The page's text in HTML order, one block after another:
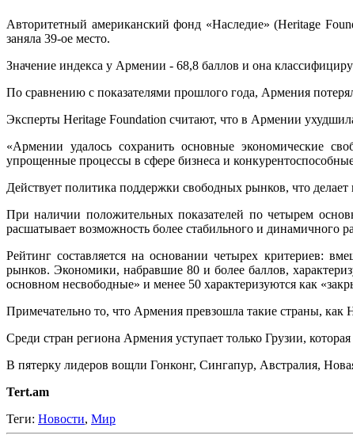
Авторитетный американский фонд «Наследие» (Heritage
заняла 39-ое место.
Значение индекса у Армении - 68,8 баллов и она
По сравнению с показателями прошлого года, Армения
Эксперты Heritage Foundation считают, что в Армении
«Армении удалось сохранить основные экономические
упрощенные процессы в сфере бизнеса и
Действует политика поддержки свободных рынков, что
При наличии положительных показателей по четырем
расшатывает возможность более стабильного и динамичного
Рейтинг составляется на основании четырех критериев:
рынков. Экономики, набравшие 80 и более баллов,
основном несвободные» и менее 50 характеризуются как
Примечательно то, что Армения превзошла такие страны,
Среди стран региона Армения уступает только Грузии,
В пятерку лидеров вощли Гонконг, Сингапур, Австралия,
Tert.am
Теги: Новости, Мир